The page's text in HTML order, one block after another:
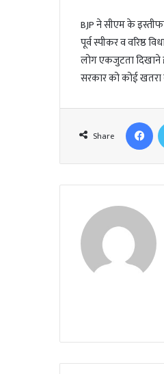
BJP ने सीएम के
पूर्व स्पीकर व वरिष्ठ
लोग एकजुटता दिखाने
सरकार को कोई
Share